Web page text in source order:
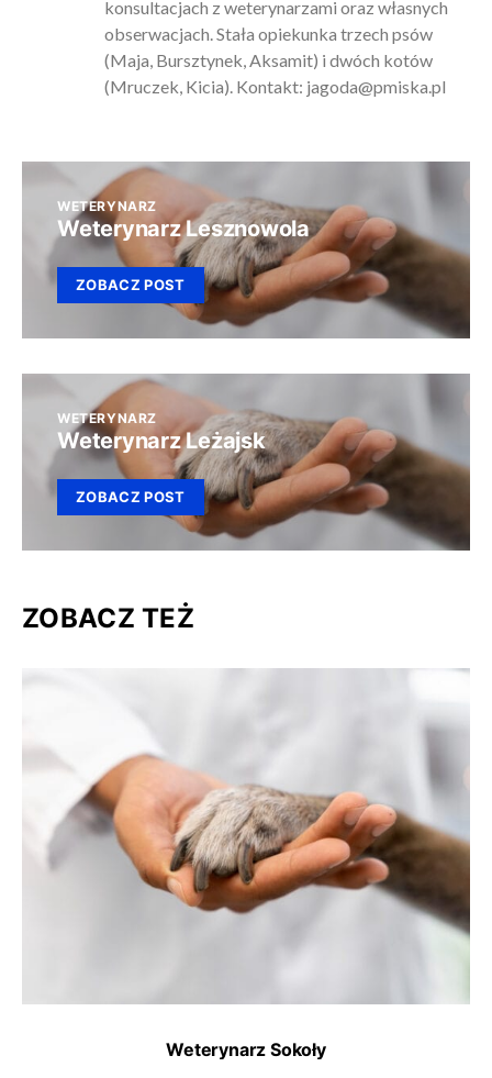
konsultacjach z weterynarzami oraz własnych
obserwacjach. Stała opiekunka trzech psów
(Maja, Bursztynek, Aksamit) i dwóch kotów
(Mruczek, Kicia). Kontakt: jagoda@pmiska.pl
WETERYNARZ
Weterynarz Lesznowola
ZOBACZ POST
WETERYNARZ
Weterynarz Leżajsk
ZOBACZ POST
ZOBACZ TEŻ
Weterynarz Sokoły